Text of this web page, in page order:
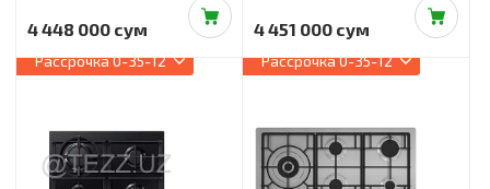
4 448 000 сум 4 451 000 сум
Рассрочка0-35-12 Рассрочка0-35-12